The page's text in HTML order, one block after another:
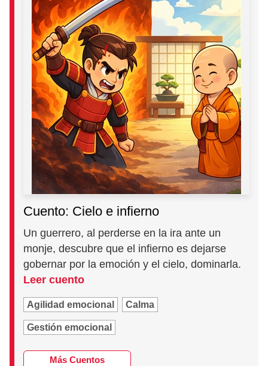
Cuento: Cielo e infierno
Un guerrero, al perderse en la ira ante un
monje, descubre que el infierno es dejarse
gobernar por la emoción y el cielo, dominarla.
Leer cuento
Agilidad emocional Calma
Gestión emocional
Más Cuentos